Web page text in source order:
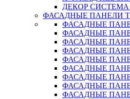
ДЕКОР СИСТЕМА
ФАСАДНЫЕ ПАНЕЛИ
ФАСАДНЫЕ
ФАСАДНЫЕ
ФАСАДНЫЕ
ФАСАДНЫЕ
ФАСАДНЫЕ
ФАСАДНЫЕ
ФАСАДНЫЕ
ФАСАДНЫЕ
ФАСАДНЫЕ